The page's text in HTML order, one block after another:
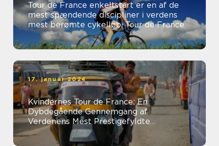
Tour de France enkeltstart er en af de
mest spændende discipliner i verdens
mest berømte cykelløb, Tour de France
17. januar 2024
Kvindernes Tour de France: En
Dybdegående Gennemgang af
Verdenens Mest Prestigefyldte
Kvindelige Cykelløb